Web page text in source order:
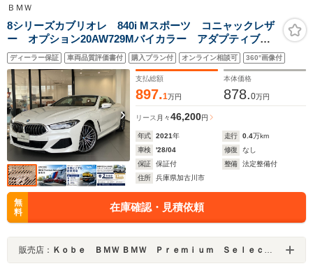
17インチAW/LEDヘッ
ドライト前席シートヒ
ーター/ヒートステア
リング/運転席パワー
シート/ルーフレール/
スマートキー
アコン CD DVD再
生 地デジ パドルシ
フト 盗難防止
クハイビー
Bluetooth再
セグTV
ートキー
ＢＭＷ
8シリーズカブリオレ 840i Mスポーツ コニャックレザ
ー オプション20AW729Mバイカラー アダプティブM
サス レーザーライト パーキングアシストプラス ス
テアリングサポート エアカラー クラフテッドクリス
タルフィニッシュ ソフトクローズドア
ディーラー保証 車両品質評価書付 購入プラン付 オンライン相談可 360°画像付
支払総額
897.1万円
本体価格
878.0万円
リース 月々46,200円
年式 2021年 走行 0.4万km
車検
'28/04 修復
なし
保証
保証付 整備
法定整備付
住所
兵庫県加古川市
無
料
在庫確認・見積依頼
販売店： Ｋｏｂｅ ＢＭＷ ＢＭＷ Ｐｒｅｍｉｕｍ Ｓｅｌｅｃｔｉｏｎ 加古川